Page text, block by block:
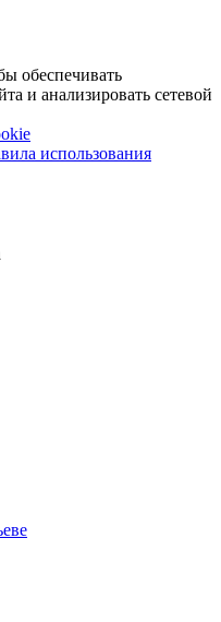
обеспечивать
и анализировать сетевой
использования